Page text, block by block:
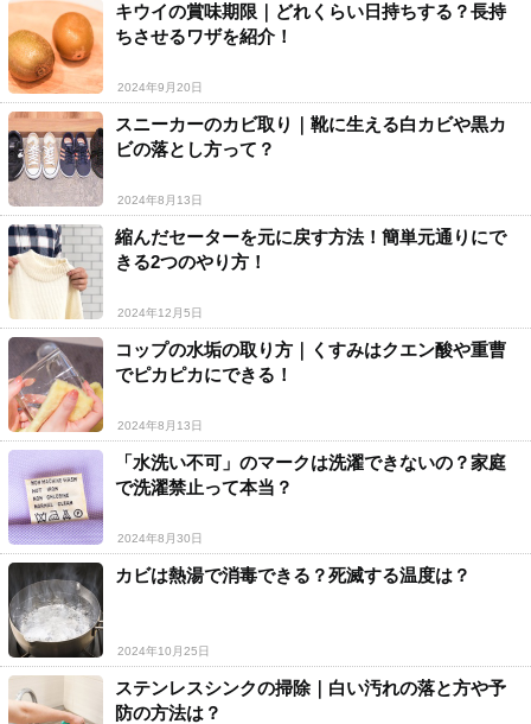
キウイの賞味期限｜どれくらい日持ちする？長持
ちさせるワザを紹介！
2024年9月20日
スニーカーのカビ取り｜靴に生える白カビや黒カ
ビの落とし方って？
2024年8月13日
縮んだセーターを元に戻す方法！簡単元通りにで
きる2つのやり方！
2024年12月5日
コップの水垢の取り方｜くすみはクエン酸や重曹
でピカピカにできる！
2024年8月13日
「水洗い不可」のマークは洗濯できないの？家庭
で洗濯禁止って本当？
2024年8月30日
カビは熱湯で消毒できる？死滅する温度は？
2024年10月25日
ステンレスシンクの掃除｜白い汚れの落と方や予
防の方法は？